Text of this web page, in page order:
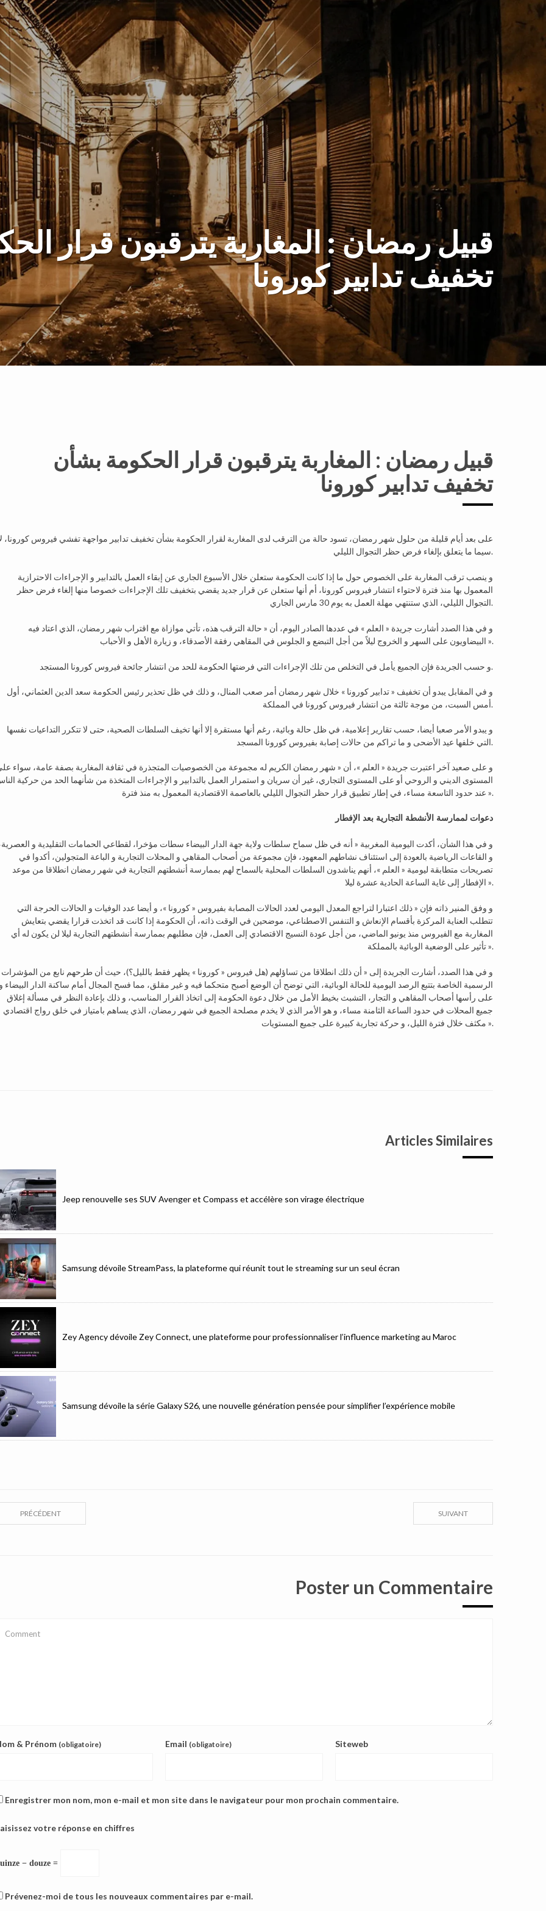
قبيل رمضان : المغاربة يترقبون قرار
تخفيف تدابير كورونا
قبيل رمضان : المغاربة يترقبون قرار الحكومة بشأن
تخفيف تدابير كورونا
على بعد أيام قليلة من حلول شهر رمضان، تسود حالة من الترقب لدى المغاربة لقرار الحكومة بشأن تخفيف تدابير مواجهة تفشي فيروس كورونا،
سيما ما يتعلق بإلغاء فرض حظر التجوال الليلي.
و ينصب ترقب المغاربة على الخصوص حول ما إذا كانت الحكومة ستعلن خلال الأسبوع الجاري عن إبقاء العمل بالتدابير و الإجراءات الاحترازية
المعمول بها منذ فترة لاحتواء انتشار فيروس كورونا، أم أنها ستعلن عن قرار جديد يقضي بتخفيف تلك الإجراءات خصوصا منها إلغاء فرض حظر
التجوال الليلي، الذي ستنتهي مهلة العمل به يوم 30 مارس الجاري.
و في هذا الصدد أشارت جريدة « العلم » في عددها الصادر اليوم، أن « حالة الترقب هذه، تأتي موازاة مع اقتراب شهر رمضان، الذي اعتاد فيه
البيضاويون على السهر و الخروج ليلاً من أجل التبضع و الجلوس في المقاهي رفقة الأصدقاء، و زيارة الأهل و الأحباب ».
و حسب الجريدة فإن الجميع يأمل في التخلص من تلك الإجراءات التي فرضتها الحكومة للحد من انتشار جائحة فيروس كورونا المستجد.
و في المقابل يبدو أن تخفيف « تدابير كورونا » خلال شهر رمضان أمر صعب المنال، و ذلك في ظل تحذير رئيس الحكومة سعد الدين العثماني، أول
أمس السبت، من موجة ثالثة من انتشار فيروس كورونا في المملكة.
و يبدو الأمر صعبا أيضا، حسب تقارير إعلامية، في ظل حالة وبائية، رغم أنها مستقرة إلا أنها تخيف السلطات الصحية، حتى لا تتكرر التداعيات نفسها
التي خلفها عيد الأضحى و ما تراكم من حالات إصابة بفيروس كورونا المسجد.
و على صعيد آخر اعتبرت جريدة « العلم »، أن « شهر رمضان الكريم له مجموعة من الخصوصيات المتجذرة في ثقافة المغاربة بصفة عامة، سواء
المستوى الديني و الروحي أو على المستوى التجاري، غير أن سريان و استمرار العمل بالتدابير و الإجراءات المتخذة من شأنهما الحد من حركية
عند حدود التاسعة مساء، في إطار تطبيق قرار حظر التجوال الليلي بالعاصمة الاقتصادية المعمول به منذ فترة ».
دعوات لممارسة الأنشطة التجارية بعد الإفطار
و في هذا الشأن، أكدت اليومية المغربية « أنه في ظل سماح سلطات ولاية جهة الدار البيضاء سطات مؤخرا، لقطاعي الحمامات التقليدية و
و القاعات الرياضية بالعودة إلى استئناف نشاطهم المعهود، فإن مجموعة من أصحاب المقاهي و المحلات التجارية و الباعة المتجولين، أكدوا في
تصريحات متطابقة ليومية « العلم »، أنهم يناشدون السلطات المحلية بالسماح لهم بممارسة أنشطتهم التجارية في شهر رمضان انطلاقا من موعد
الإفطار إلى غاية الساعة الحادية عشرة ليلا ».
و وفق المنير ذاته فإن « ذلك اعتبارا لتراجع المعدل اليومي لعدد الحالات المصابة بفيروس « كورونا »، و أيضا عدد الوفيات و الحالات الحرجة التي
تتطلب العناية المركزة بأقسام الإنعاش و التنفس الاصطناعي، موضحين في الوقت ذاته، أن الحكومة إذا كانت قد اتخذت قرارا يقضي بتعايش
المغاربة مع الفيروس منذ يونيو الماضي، من أجل عودة النسيج الاقتصادي إلى العمل، فإن مطلبهم بممارسة أنشطتهم التجارية ليلا لن يكون له أي
تأثير على الوضعية الوبائية بالمملكة ».
و في هذا الصدد، أشارت الجريدة إلى « أن ذلك انطلاقا من تساؤلهم (هل فيروس « كورونا » يظهر فقط بالليل؟)، حيث أن طرحهم نابع من المؤشرات
الرسمية الخاصة بتتبع الرصد اليومية للحالة الوبائية، التي توضح أن الوضع أصبح متحكما فيه و غير مقلق، مما فسح المجال أمام ساكنة الدار البيضاء
على رأسها أصحاب المقاهي و التجار، التشبث بخيط الأمل من خلال دعوة الحكومة إلى اتخاذ القرار المناسب، و ذلك بإعادة النظر في مسألة إغلاق
جميع المحلات في حدود الساعة الثامنة مساء، و هو الأمر الذي لا يخدم مصلحة الجميع في شهر رمضان، الذي يساهم بامتياز في خلق رواج اقتصادي
مكثف خلال فترة الليل، و حركة تجارية كبيرة على جميع المستويات ».
Articles Similaires
Jeep renouvelle ses SUV Avenger et Compass et accélère son virage électrique
Samsung dévoile StreamPass, la plateforme qui réunit tout le streaming sur un seul écran
Zey Agency dévoile Zey Connect, une plateforme pour professionnaliser l’influence marketing au Maroc
Samsung dévoile la série Galaxy S26, une nouvelle génération pensée pour simplifier l’expérience mobile
SUIVANT
PRÉCÉDENT
Poster un Commentaire
& Prénom (obligatoire) Email (obligatoire) Siteweb
Enregistrer mon nom, mon e-mail et mon site dans le navigateur pour mon prochain commentaire.
votre réponse en chiffres
− douze =
Prévenez-moi de tous les nouveaux commentaires par e-mail.